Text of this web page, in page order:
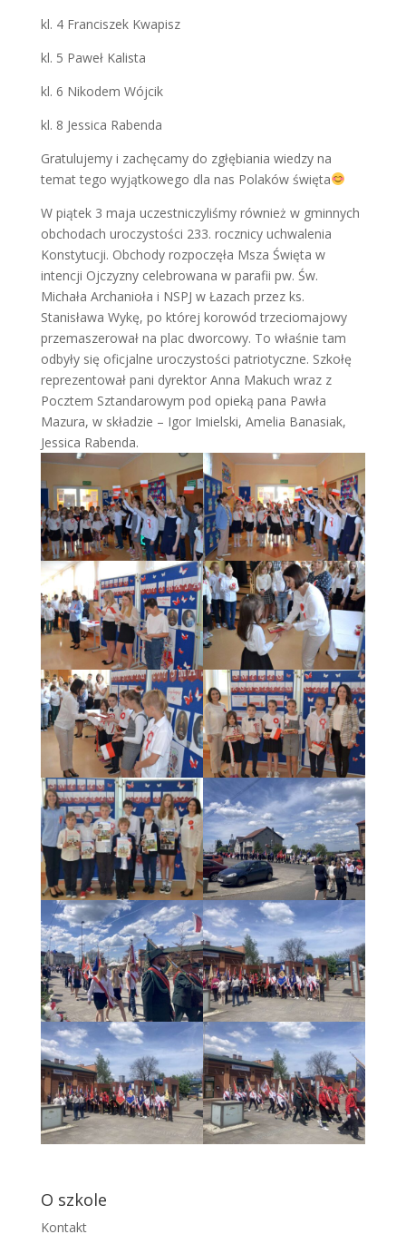
kl. 4 Franciszek Kwapisz
kl. 5 Paweł Kalista
kl. 6 Nikodem Wójcik
kl. 8 Jessica Rabenda
Gratulujemy i zachęcamy do zgłębiania wiedzy na
temat tego wyjątkowego dla nas Polaków święta
W piątek 3 maja uczestniczyliśmy również w gminnych
obchodach uroczystości 233. rocznicy uchwalenia
Konstytucji. Obchody rozpoczęła Msza Święta w
intencji Ojczyzny celebrowana w parafii pw. Św.
Michała Archanioła i NSPJ w Łazach przez ks.
Stanisława Wykę, po której korowód trzeciomajowy
przemaszerował na plac dworcowy. To właśnie tam
odbyły się oficjalne uroczystości patriotyczne. Szkołę
reprezentował pani dyrektor Anna Makuch wraz z
Pocztem Sztandarowym pod opieką pana Pawła
Mazura, w składzie – Igor Imielski, Amelia Banasiak,
Jessica Rabenda.
O szkole
Kontakt